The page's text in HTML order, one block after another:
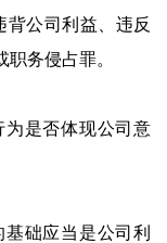
背公司利益、违反
务侵占罪。
是否体现公司意
础应当是公司利